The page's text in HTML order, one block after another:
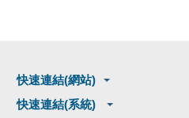
快速連結(網站)
快速連結(系統)